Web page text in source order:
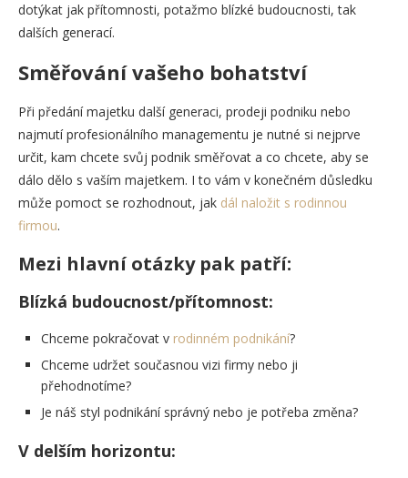
dotýkat jak přítomnosti, potažmo blízké budoucnosti, tak
dalších generací.
Směřování vašeho bohatství
Při předání majetku další generaci, prodeji podniku nebo
najmutí profesionálního managementu je nutné si nejprve
určit, kam chcete svůj podnik směřovat a co chcete, aby se
dálo dělo s vaším majetkem. I to vám v konečném důsledku
může pomoct se rozhodnout, jak dál naložit s rodinnou
firmou.
Mezi hlavní otázky pak patří:
Blízká budoucnost/přítomnost:
Chceme pokračovat v rodinném podnikání?
Chceme udržet současnou vizi firmy nebo ji
přehodnotíme?
Je náš styl podnikání správný nebo je potřeba změna?
V delším horizontu: